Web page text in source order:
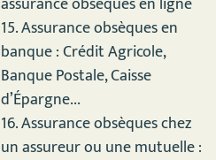
15. Assurance obsèques en
banque : Crédit Agricole,
Banque Postale, Caisse
d’Épargne...
16. Assurance obsèques chez
un assureur ou une mutuelle :